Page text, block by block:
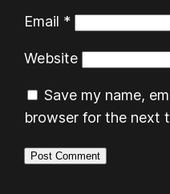
Email *
Website
Save my name,
browser for the next